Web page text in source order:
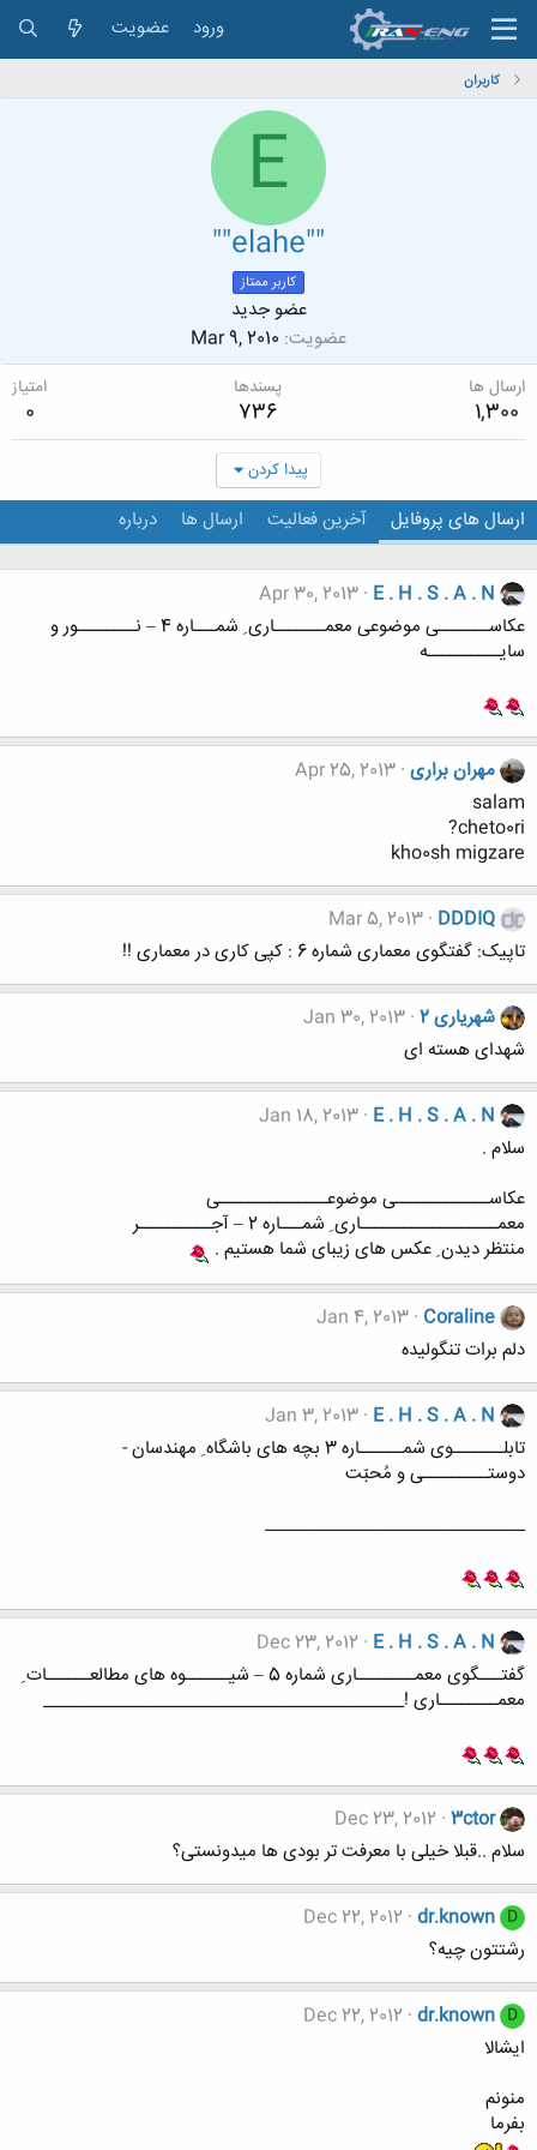
ورود عضویت
کاربران
E
""elahe""
کاربر ممتاز
عضو جدید
عضویت Mar 9, 2010
ارسال ها
1,300
پسندها
736
امتیاز
0
پیدا کردن
ارسال های پروفایل آخرین فعالیت ارسال ها درباره
E . H . S . A . N
Apr 30, 2013
عکاســـــــی موضوعی معمـــــــاری ِ شمـــاره 4 – نــــــــور و
سایــــــــــه
مهران براری Apr 25, 2013
salam
cheto0ri?
kho0sh migzare
DDDIQ
Mar 5, 2013
تاپیک: گفتگوی معماری شماره 6 : کپی کاری در معماری !!
شهریاری 2
Jan 30, 2013
شهدای هسته ای
E . H . S . A . N
Jan 18, 2013
سلام .
عکاســـــــــــــی موضوعـــــــــــــــی
معمـــــــــــــــــــاری ِ شمـــاره 2 – آجــــــــــر
منتظر دیدن ِ عکس های زیبای شما هستیم .
Coraline
Jan 4, 2013
دلم برات تنگوليده
E . H . S . A . N
Jan 3, 2013
تابلـــــــوی شمــــــاره 3 بچه های باشگاه ِ مهندسان -
دوستـــــــــی و مُحبّت
_______________________________
E . H . S . A . N
Dec 23, 2012
گفتـــگوی معمــــــــاری شماره 5 – شیــــــوه های مطالعــــــات ِ
معمــــــــاری !___________________________________________
3ctor
Dec 23, 2012
سلام ..قبلا خیلی با معرفت تر بودی ها میدونستی؟
D
dr.known
Dec 22, 2012
رشتتون چیه؟
D
dr.known
Dec 22, 2012
ایشالا
منونم
بفرما